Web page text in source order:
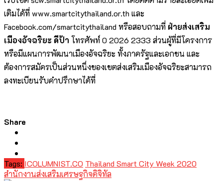
เติมได้ที่ www.smartcitythailand.or.th และ
Facebook.com/smartcitythailand หรือสอบถามที่ ฝ่ายส่งเสริม
เมืองอัจฉริยะ ดีป้า โทรศัพท์ 0 2026 2333 ส่วนผู้ที่มีโครงการ
หรือมีแผนการพัฒนาเมืองอัจฉริยะ ทั้งภาครัฐและเอกชน และ
ต้องการสมัครเป็นส่วนหนึ่งของเขตส่งเสริมเมืองอัจฉริยะสามารถ
ลงทะเบียนรับคำปรึกษาได้ที่
Share
Tags: ICOLUMNIST.CO Thailand Smart City Week 2020
สำนักงานส่งเสริมเศรษฐกิจดิจิทัล